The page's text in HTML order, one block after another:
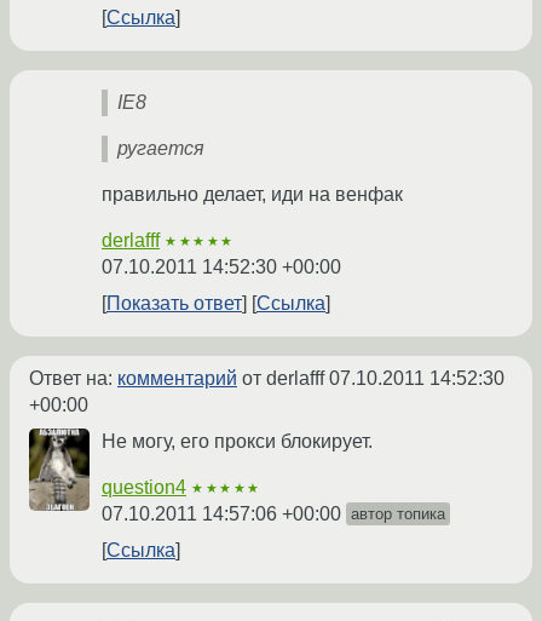
Ссылка
IE8
ругается
правильно делает, иди на венфак
derlafff ★★★★★
07.10.2011 14:52:30 +00:00
Показать ответ
Ссылка
Ответ на: комментарий от derlafff07.10.2011 14:52:30
+00:00
Не могу, его прокси блокирует.
question4 ★★★★★
07.10.2011 14:57:06 +00:00 автор топика
Ссылка